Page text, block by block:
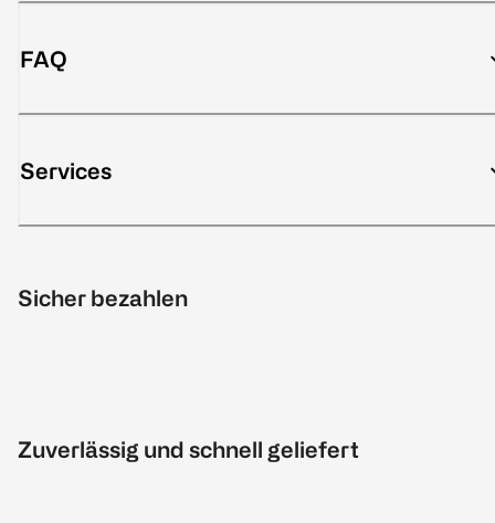
FAQ
Services
Sicher bezahlen
Zuverlässig und schnell geliefert